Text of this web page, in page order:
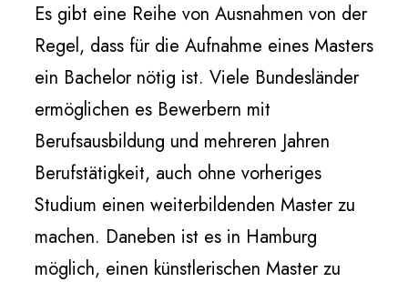
Es gibt eine Reihe von Ausnahmen von der
Regel, dass für die Aufnahme eines Masters
ein Bachelor nötig ist. Viele Bundesländer
ermöglichen es Bewerbern mit
Berufsausbildung und mehreren Jahren
Berufstätigkeit, auch ohne vorheriges
Studium einen weiterbildenden Master zu
machen. Daneben ist es in Hamburg
möglich, einen künstlerischen Master zu